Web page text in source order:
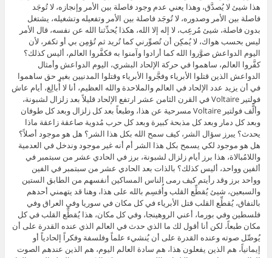
هذا شيئ لا يُصدَّق، وهذا يعني عدم وجود فاصلة بين الأمر وإنجازه، لا تُوجَد
فاصلة بين الأمر وصدوره، لا تُوجَد فاصلة بين الأمر وتفعيله وتشغيله، يشتغل
بدون فاصلة، شيئ مُرعِب، لا إله إلا الله، هكذا يُحدِّثنا الله عن نفسه، قال الأمر
ليس بحسب هواك، لا يُمكِن أن تُصوِّرني كما تُريد ثم تُؤمِن بي أو تكفر، لأن
اليوم الدواعش صوَّروا الله كما أرادوا وآمنوا به فكفَّروا العالم، أليس كذلك؟
كفَّروا العالم، ساهموا في حركة الإلحاد البشري، اليوم الدواعش وأمثال
الدواعش الذين قتلوا الأبرياء وفجَّروا الأبرياء وقتلوا المدنيين بغير حق ساهموا
في أن يزيد عدد الإلحاد في العالم والملاحدة والله العظيم، أنا لا أُبالِغ، أيام عاش
فولتير Voltaire في القرن الثامن عشر ارتفع الإلحاد قليلاً بعد زلزال لشبونة،
وألَّف فولتير Voltaire مسرحية عن هذا، وطبعاً بعد كل زلزال وبعد كل طوفان
وبعد كل دمار وبعد كل مذبحة كبيرة وبعد كل حرب مُدوية صاعقة زاعقة ماذا
يحدث؟ يبرز سؤال الشر، كيف سمح الله بكل هذا الشر؟ هل هو موجود أصلاً؟
هل هو موجود لكي يسمح بكل هذا الشر أم أنه غير موجود وندخل في العدمية
واللامُبالاة، هذا برز أيام زلزال لشبونة، برز في الحادي عشر من سبتمبر في
ألفين وواحد، أليس كذلك؟ بالذات بعد الحادي عشر من سبتمبر في الفين
وواحد برز وقد رأيتم كيف رمى الناس المساكين أنفسهم من الطابق الستين
والسبعين، شيئ يُقطِّع القلب وأُقسِم بالله على هذا، وهنا قد يتهمني أحدهم
بالنفاق، يُقطِّع القلب قتل الأبرياء في كل مكان في سوريا وفي العراق وفي
فلسطين وفي بورما، أعني الروهينجا، وفي كل مكان، هذا يُقطِّع القلب في كل
مكان طبعاً، لكن أنا أقول لك ما الذي حدث في العالم الذي عنده القدرة على أن
يُوصِّل صوته وعنده القدرة على أن يُنشيء علماً وفلسفة وفكراً إلحادياً أو
إيمانياً، هم الذين يفعلون هذا، هم سادة العالم اليوم، هم الذين عندهم الصوت